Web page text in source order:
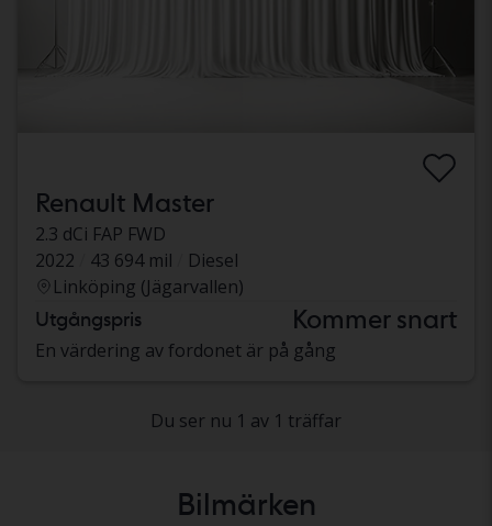
Renault Master
2.3 dCi FAP FWD
2022
43 694 mil
Diesel
Linköping (Jägarvallen)
Utgångspris Kommer snart
En värdering av fordonet är på gång
Du ser nu 1 av 1 träffar
Bilmärken